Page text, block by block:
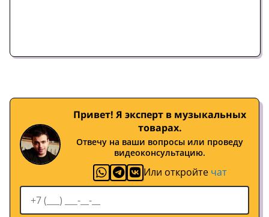
Привет! Я эксперт в музыкальных
товарах.
Отвечу на ваши вопросы или проведу
видеоконсультацию.
Или откройте чат